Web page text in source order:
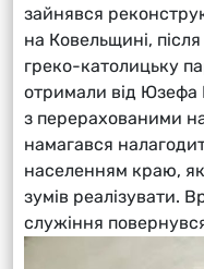
зайнявся
на Ковельщині,
греко-католицьку
отримали від Юзефа
з перерахованими
намагався
населенням краю,
зумів реалізувати.
служіння